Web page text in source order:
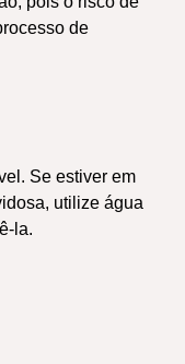
de
Se estiver em
utilize água
la.